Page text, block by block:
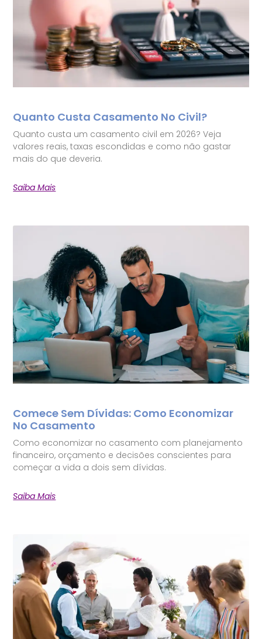
Quanto Custa Casamento No Civil?
Quanto custa um casamento civil em 2026? Veja
valores reais, taxas escondidas e como não gastar
mais do que deveria.
Saiba Mais
Comece Sem Dívidas: Como Economizar
No Casamento
Como economizar no casamento com planejamento
financeiro, orçamento e decisões conscientes para
começar a vida a dois sem dívidas.
Saiba Mais